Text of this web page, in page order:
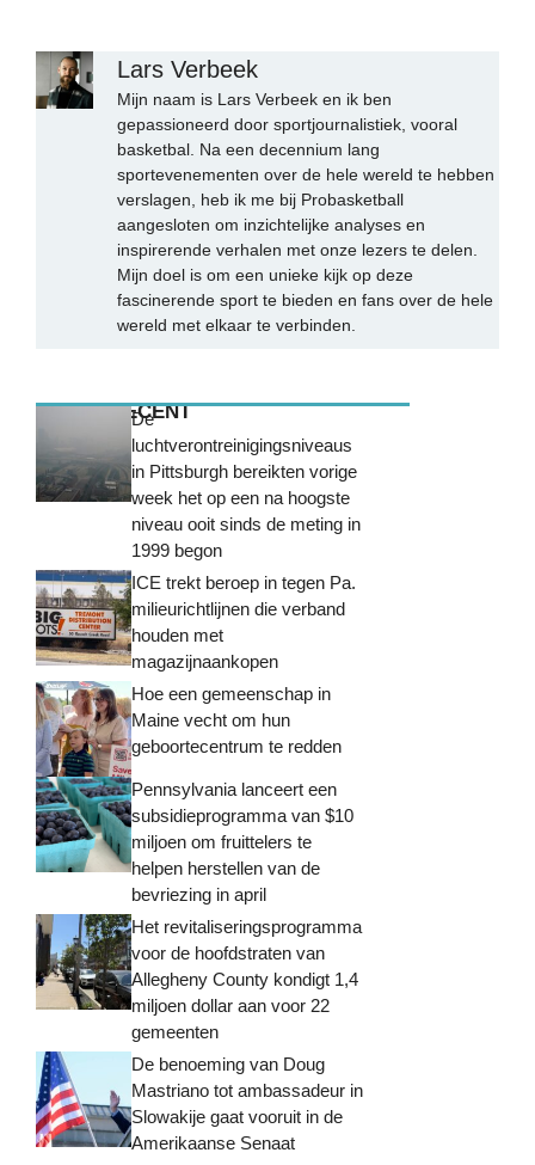
Lars Verbeek
Mijn naam is Lars Verbeek en ik ben
gepassioneerd door sportjournalistiek, vooral
basketbal. Na een decennium lang
sportevenementen over de hele wereld te hebben
verslagen, heb ik me bij Probasketball
aangesloten om inzichtelijke analyses en
inspirerende verhalen met onze lezers te delen.
Mijn doel is om een unieke kijk op deze
fascinerende sport te bieden en fans over de hele
wereld met elkaar te verbinden.
MEEST RECENT
De
luchtverontreinigingsniveaus
in Pittsburgh bereikten vorige
week het op een na hoogste
niveau ooit sinds de meting in
1999 begon
ICE trekt beroep in tegen Pa.
milieurichtlijnen die verband
houden met
magazijnaankopen
Hoe een gemeenschap in
Maine vecht om hun
geboortecentrum te redden
Pennsylvania lanceert een
subsidieprogramma van $10
miljoen om fruittelers te
helpen herstellen van de
bevriezing in april
Het revitaliseringsprogramma
voor de hoofdstraten van
Allegheny County kondigt 1,4
miljoen dollar aan voor 22
gemeenten
De benoeming van Doug
Mastriano tot ambassadeur in
Slowakije gaat vooruit in de
Amerikaanse Senaat